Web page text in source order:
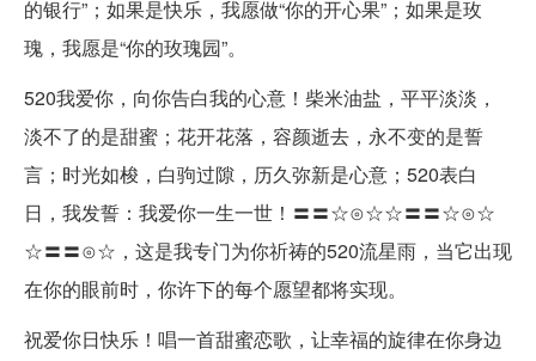
的银行”；如果是快乐，我愿做“你的开心果”；如果是玫
瑰，我愿是“你的玫瑰园”。
520我爱你，向你告白我的心意！柴米油盐，平平淡淡，
淡不了的是甜蜜；花开花落，容颜逝去，永不变的是誓
言；时光如梭，白驹过隙，历久弥新是心意；520表白
日，我发誓：我爱你一生一世！〓〓☆⊙☆☆〓〓☆⊙☆
☆〓〓⊙☆，这是我专门为你祈祷的520流星雨，当它出现
在你的眼前时，你许下的每个愿望都将实现。
祝爱你日快乐！唱一首甜蜜恋歌，让幸福的旋律在你身边